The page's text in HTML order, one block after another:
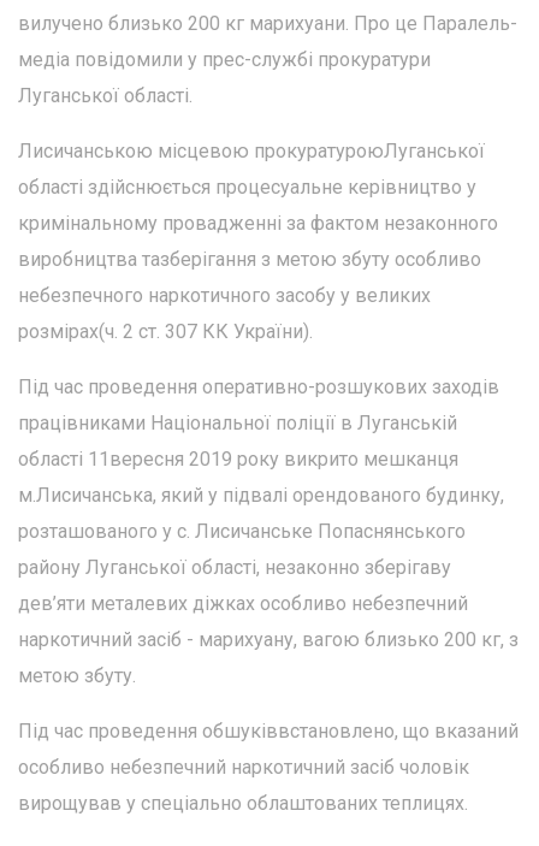
вилучено близько 200 кг марихуани. Про це Паралель-
медіа повідомили у прес-службі прокуратури
Луганської області.
Лисичанською місцевою прокуратуроюЛуганської
області здійснюється процесуальне керівництво у
кримінальному провадженні за фактом незаконного
виробництва тазберігання з метою збуту особливо
небезпечного наркотичного засобу у великих
розмірах(ч. 2 ст. 307 КК України).
Під час проведення оперативно-розшукових заходів
працівниками Національної поліції в Луганській
області 11вересня 2019 року викрито мешканця
м.Лисичанська, який у підвалі орендованого будинку,
розташованого у с. Лисичанське Попаснянського
району Луганської області, незаконно зберігаву
дев’яти металевих діжках особливо небезпечний
наркотичний засіб - марихуану, вагою близько 200 кг, з
метою збуту.
Під час проведення обшуківвстановлено, що вказаний
особливо небезпечний наркотичний засіб чоловік
вирощував у спеціально облаштованих теплицях.